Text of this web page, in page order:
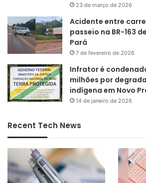
23 de março de 2026
Acidente entre
passeio na BR-163
Pará
7 de fevereiro de 2026
Infrator é
milhões por
indígena em Novo
14 de janeiro de 2026
Recent Tech News